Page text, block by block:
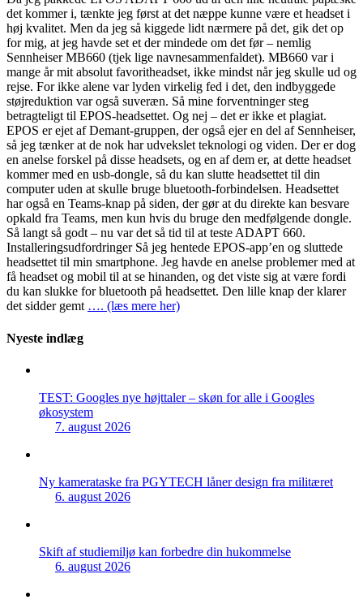
det kommer i, tænkte jeg først at det næppe kunne være et headset i
høj kvalitet. Men da jeg så kiggede lidt nærmere på det, gik det op
for mig, at jeg havde set et der mindede om det før – nemlig
Sennheiser MB660 (tjek lige navnesammenfaldet). MB660 var i
mange år mit absolut favoritheadset, ikke mindst når jeg skulle ud og
rejse. For ikke alene var lyden virkelig fed i det, den indbyggede
støjreduktion var også suveræn. Så mine forventninger steg
betragteligt til EPOS-headsettet. Og nej – det er ikke et plagiat.
EPOS er ejet af Demant-gruppen, der også ejer en del af Sennheiser,
så jeg tænker at de nok har udvekslet teknologi og viden. Der er dog
en anelse forskel på disse headsets, og en af dem er, at dette headset
kommer med en usb-dongle, så du kan slutte headsettet til din
computer uden at skulle bruge bluetooth-forbindelsen. Headsettet
har også en Teams-knap på siden, der gør at du direkte kan besvare
opkald fra Teams, men kun hvis du bruge den medfølgende dongle.
Så langt så godt – nu var det så tid til at teste ADAPT 660.
Installeringsudfordringer Så jeg hentede EPOS-app’en og sluttede
headsettet til min smartphone. Jeg havde en anelse problemer med at
få headset og mobil til at se hinanden, og det viste sig at være fordi
du kan slukke for bluetooth på headsettet. Den lille knap der klarer
det sidder gemt …. (læs mere her)
Nyeste indlæg
TEST: Googles nye højttaler – skøn for alle i Googles
økosystem
7. august 2026
Ny kamerataske fra PGYTECH låner design fra militæret
6. august 2026
Skift af studiemiljø kan forbedre din hukommelse
6. august 2026